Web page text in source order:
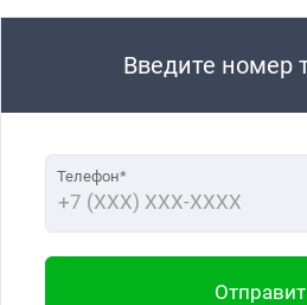
Введите номер
Телефон*